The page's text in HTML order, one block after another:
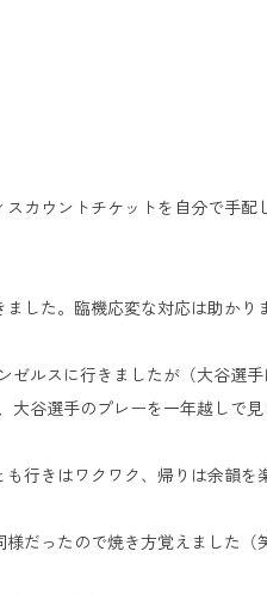
カウントチケットを自分で手
した。臨機応変な対応は助かり
ルスに行きましたが（大谷選
谷選手のプレーを一年越しで見
行きはワクワク、帰りは余韻
だったので焼き方覚えました（